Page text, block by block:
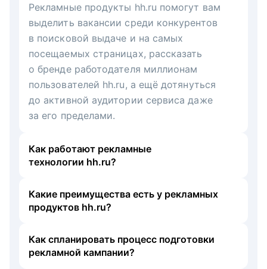
Рекламные продукты hh.ru помогут вам
выделить вакансии среди конкурентов
в поисковой выдаче и на самых
посещаемых страницах, рассказать
о бренде работодателя миллионам
пользователей hh.ru, а ещё дотянуться
до активной аудитории сервиса даже
за его пределами.
Как работают рекламные
технологии hh.ru?
Какие преимущества есть у рекламных
продуктов hh.ru?
Как спланировать процесс подготовки
рекламной кампании?